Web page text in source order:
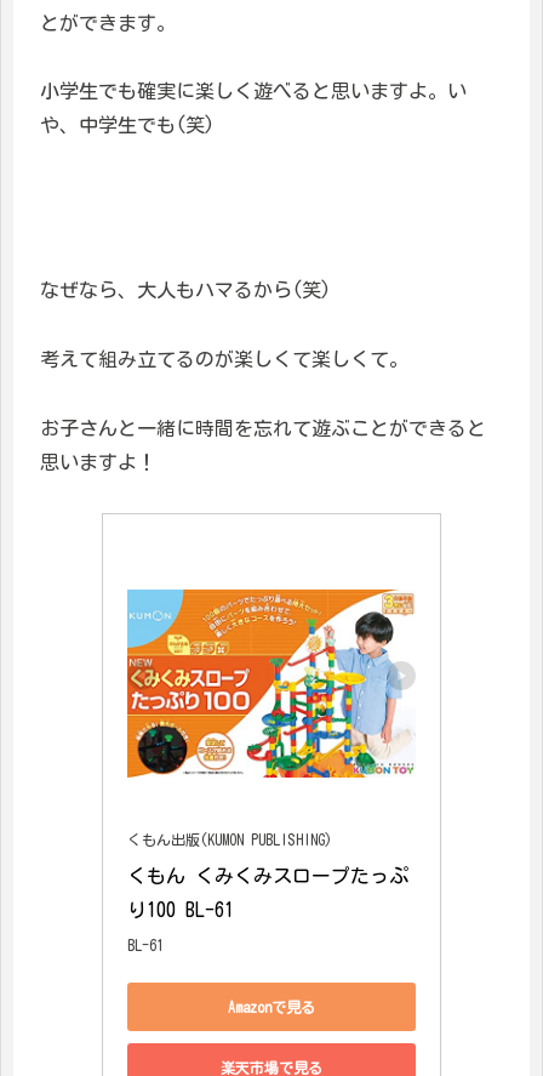
とができます。
小学生でも確実に楽しく遊べると思いますよ。い
や、中学生でも(笑)
なぜなら、大人もハマるから(笑)
考えて組み立てるのが楽しくて楽しくて。
お子さんと一緒に時間を忘れて遊ぶことができると
思いますよ！
くもん出版(KUMON PUBLISHING)
くもん くみくみスロープたっぷ
り100 BL-61
BL-61
Amazonで見る
楽天市場で見る